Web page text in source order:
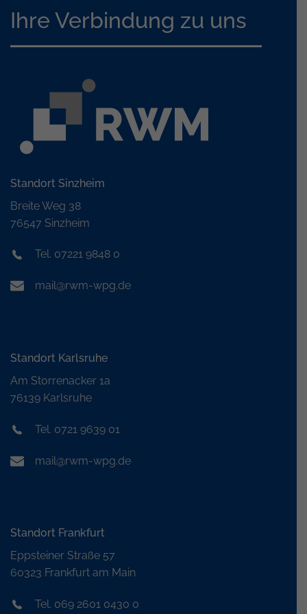
Ihre Verbindung zu uns
Standort Sinzheim
Breite Weg 38
76547 Sinzheim
Tel. 07221 9848 0
mail@rwm-wpg.de
Standort Karlsruhe
Am Storrenacker 1a
76139 Karlsruhe
Tel. 0721 9639 01
mail@rwm-wpg.de
Standort Frankfurt
Eppsteiner Straße 57
60323 Frankfurt am Main
Tel. 069 2601 0430 0